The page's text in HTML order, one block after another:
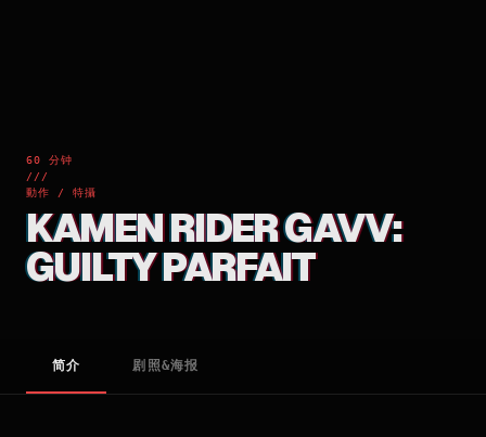
60 分钟
///
動作 / 特攝
KAMEN RIDER GAVV:
GUILTY PARFAIT
简介 剧照&海报